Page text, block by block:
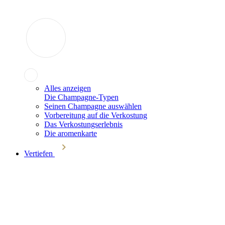
Alles anzeigen
Die Champagne-Typen
Seinen Champagne auswählen
Vorbereitung auf die Verkostung
Das Verkostungserlebnis
Die aromenkarte
Vertiefen